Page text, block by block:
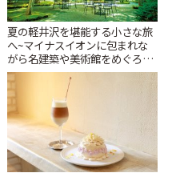
夏の軽井沢を堪能する小さな旅
へ~マイナスイオンに包まれな
がら名建築や美術館をめぐろう
~ | ことりっぷ